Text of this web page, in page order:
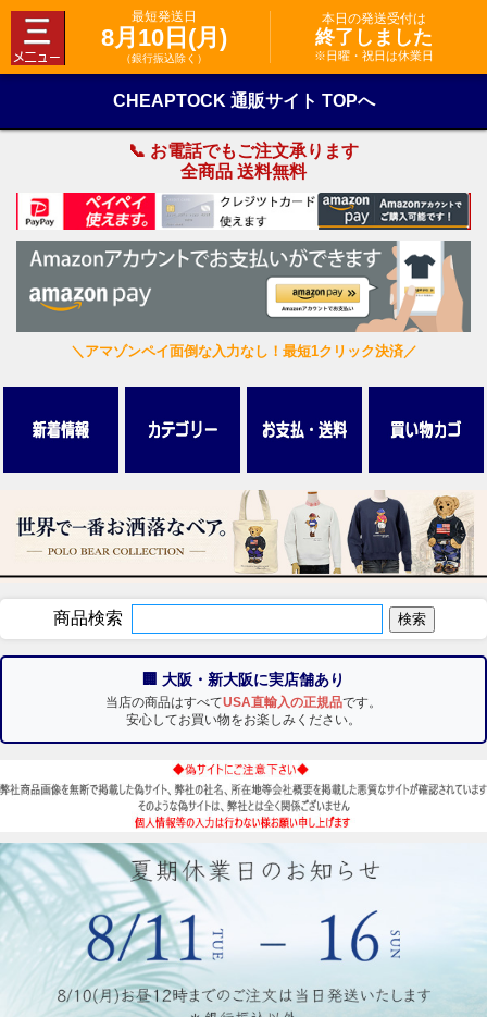
最短発送日
8月10日(月)
（銀行振込除く）
本日の発送受付は
終了しました
※日曜・祝日は休業日
CHEAPTOCK 通販サイト TOPへ
📞 お電話でもご注文承ります
全商品 送料無料
＼アマゾンペイ面倒な入力なし！最短1クリック決済／
商品検索
🏢 大阪・新大阪に実店舗あり
当店の商品はすべてUSA直輸入の正規品です。
安心してお買い物をお楽しみください。